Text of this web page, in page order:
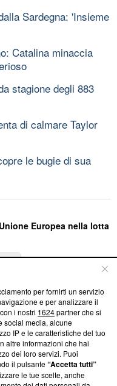
Sardegna: 'Insieme
Catalina minaccia
stagione degli 883
di calmare Taylor
le bugie di sua
Europea nella lotta
su Blasting
come ci impegniamo a
la nostra aderenza a
News non è
richiesto di farne
una verifica di
per fornirti un servizio
e per analizzare il
i nostri 1624partner che si
social media, alcune
IP e le caratteristiche del tuo
altre informazioni che hai
dei loro servizi. Puoi
il pulsante“Accetta tutti”
le tue scelte, anche